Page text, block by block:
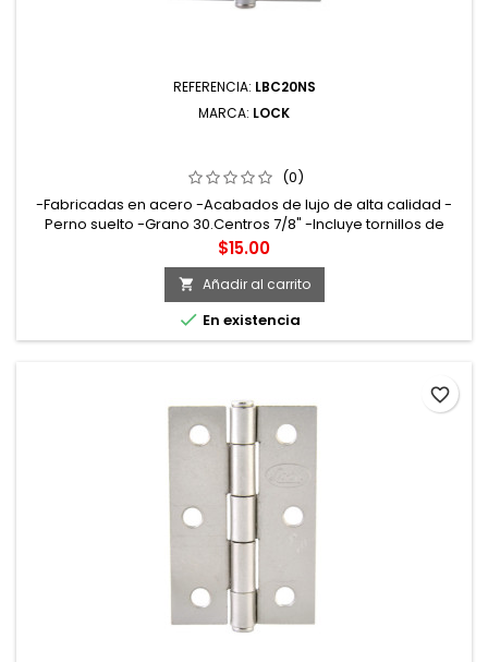
REFERENCIA: LBC20NS
MARCA: LOCK
(0)
-Fabricadas en acero -Acabados de lujo de alta calidad -
Perno suelto -Grano 30.Centros 7/8" -Incluye tornillos de
instalación
Precio
$15.00
 Añadir al carrito
 En existencia
favorite_border